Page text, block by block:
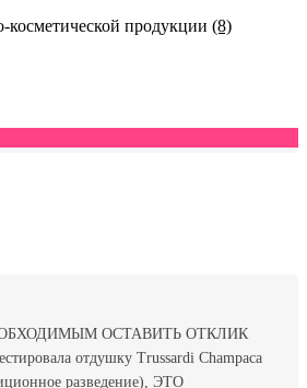
продукции (8)